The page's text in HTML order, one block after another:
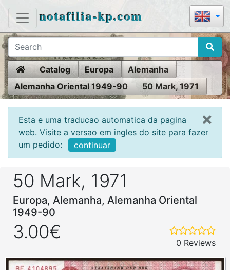
notafilia-kp.com
HomeCatalog Europa
Alemanha
Alemanha Oriental 1949-90
50 Mark, 1971
Esta e uma traducao automatica da pagina
web. Visite a versao em ingles do site para fazer
um pedido:
continuar
50 Mark, 1971
Europa, Alemanha, Alemanha Oriental
1949-90
3.00€
0 Reviews